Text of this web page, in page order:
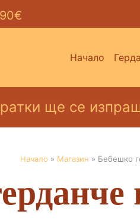
Начало
ще се
Начало » Магазин » Бебешко